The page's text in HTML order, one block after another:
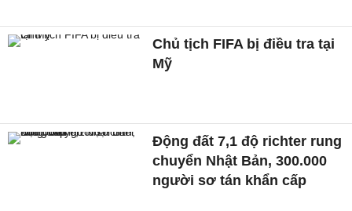
Chủ tịch FIFA bị điều tra tại
Mỹ
Động đất 7,1 độ richter rung
chuyển Nhật Bản, 300.000
người sơ tán khẩn cấp